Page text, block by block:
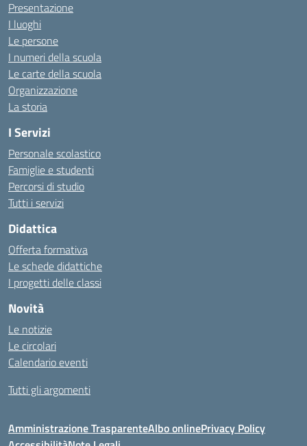
Presentazione
I luoghi
Le persone
I numeri della scuola
Le carte della scuola
Organizzazione
La storia
I Servizi
Personale scolastico
Famiglie e studenti
Percorsi di studio
Tutti i servizi
Didattica
Offerta formativa
Le schede didattiche
I progetti delle classi
Novità
Le notizie
Le circolari
Calendario eventi
Tutti gli argomenti
Amministrazione TrasparenteAlbo onlinePrivacy Policy